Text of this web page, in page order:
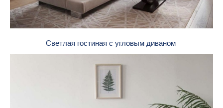
Светлая гостиная с угловым диваном